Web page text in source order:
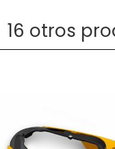
16 otros